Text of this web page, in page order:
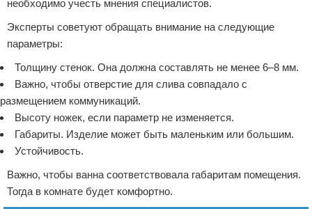
необходимо учесть мнения специалистов.
Эксперты советуют обращать внимание на следующие
параметры:
Толщину стенок. Она должна составлять не менее 6–8 мм.
Важно, чтобы отверстие для слива совпадало с
размещением коммуникаций.
Высоту ножек, если параметр не изменяется.
Габариты. Изделие может быть маленьким или большим.
Устойчивость.
Важно, чтобы ванна соответствовала габаритам помещения.
Тогда в комнате будет комфортно.